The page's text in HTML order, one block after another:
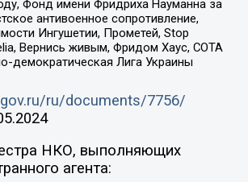
Фонд имени Фридриха Науманна за
антивоенное сопротивление,
Ингушетии, Прометей, Stop
Вернись живым, Фридом Хаус, СОТА
демократическая Лига Украины
ru/documents/7756/
НКО, выполняющих
агента: